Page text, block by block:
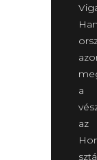
a
az